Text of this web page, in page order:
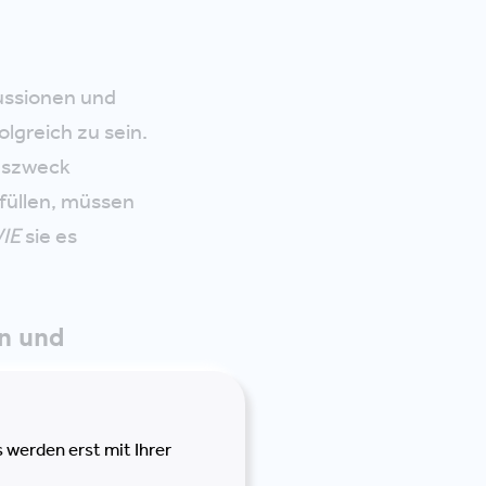
und
zu sein.
müssen
sie es
und
werden erst mit Ihrer